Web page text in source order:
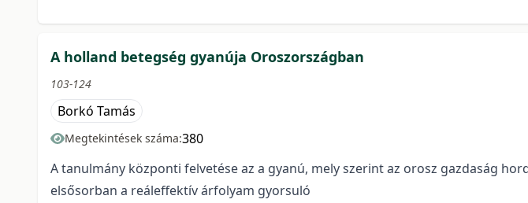
A holland betegség gyanúja Oroszországban
103-124
Borkó Tamás
Megtekintések száma:380
A tanulmány központi felvetése az a gyanú, mely szerint az orosz gazdaság
elsősorban a reáleffektív árfolyam gyorsuló